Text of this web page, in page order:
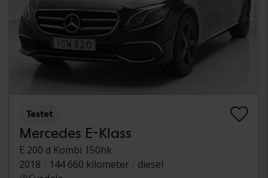
Testet
Mercedes E-Klass
E 200 d Kombi 150hk
2018
144 660 kilometer
diesel